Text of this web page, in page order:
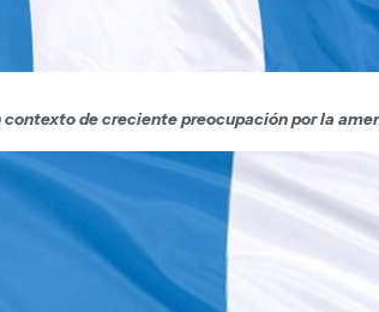
de creciente preocupación por la